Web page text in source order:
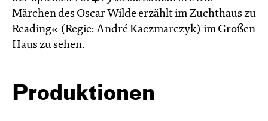
Märchen des Oscar Wilde erzählt im Zucht­haus zu
Reading« (Regie: André Kacz­marc­zyk) im Großen
Haus zu sehen.
Produktionen